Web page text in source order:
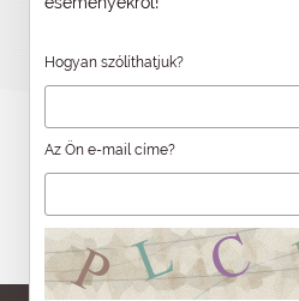
Hogyan szólíthatjuk?
Az Ön e-mail címe?